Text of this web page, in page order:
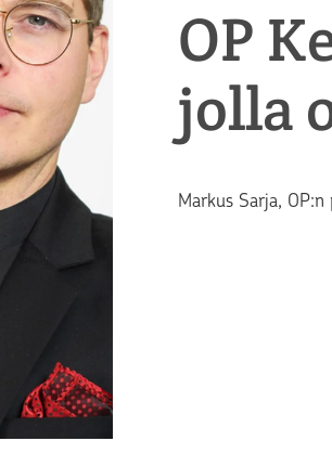
OP
jolla
Teksti
Markus Sarja,